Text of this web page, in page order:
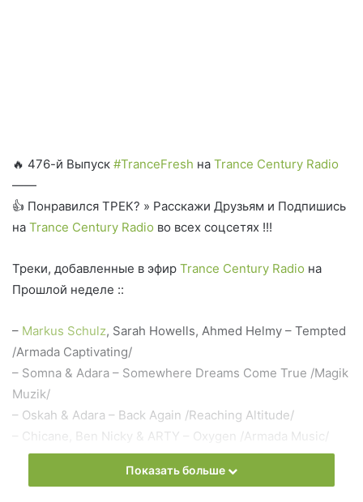
🔥 476-й Выпуск #TranceFresh на Trance Century Radio
——
👍 Понравился ТРЕК? » Расскажи Друзьям и Подпишись
на Trance Century Radio во всех соцсетях !!!
Треки, добавленные в эфир Trance Century Radio на
Прошлой неделе ::
– Markus Schulz, Sarah Howells, Ahmed Helmy – Tempted
/Armada Captivating/
– Somna & Adara – Somewhere Dreams Come True /Magik
Muzik/
– Oskah & Adara – Back Again /Reaching Altitude/
– Chicane, Ben Nicky & ARTY – Oxygen /Armada Music/
– Alexander Komarov – Olympus /Interplay Records/
– Wavetraxx & Eloquentia with.Lasse Macbeth Feat. Ylona –
Показать больше